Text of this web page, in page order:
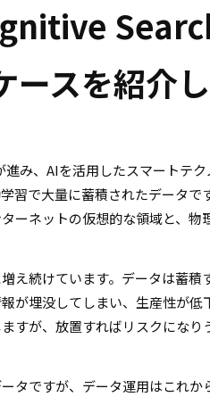
ースを紹介
み、AIを活用したスマートテ
習で大量に蓄積されたデータ
ーネットの仮想的な領域と、
え続けています。データは蓄
が埋没してしまい、生産性が
すが、放置すればリスクになり
タですが、データ運用はこれか